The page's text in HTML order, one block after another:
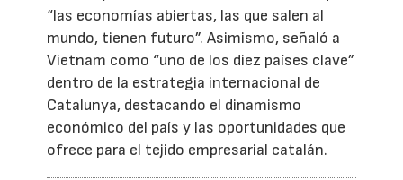
“las economías abiertas, las que salen al
mundo, tienen futuro”. Asimismo, señaló a
Vietnam como “uno de los diez países clave”
dentro de la estrategia internacional de
Catalunya, destacando el dinamismo
económico del país y las oportunidades que
ofrece para el tejido empresarial catalán.